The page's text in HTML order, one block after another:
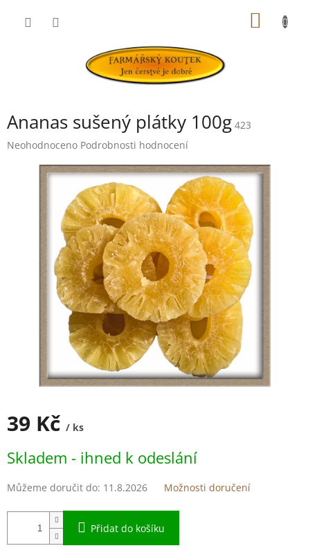
Ananas sušený plátky 100g 423
Průměrné
produktu
Neohodnoceno Podrobnosti hodnocení
39 Kč / ks
cena:
Skladem - ihned k odeslání
Můžeme doručit do: 11.8.2026 Možnosti doručení
Přidat do košíku